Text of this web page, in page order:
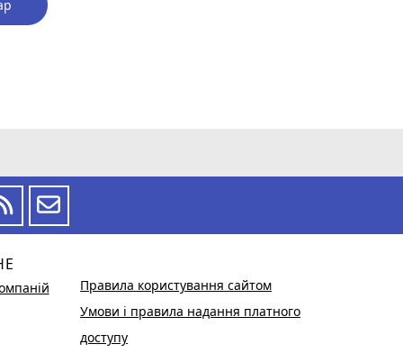
Правила користування сайтом
Умови і правила надання платного
доступу